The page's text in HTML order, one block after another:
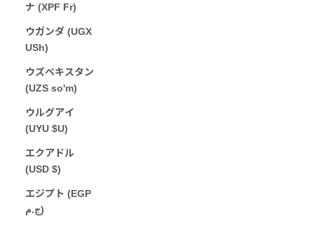
ナ (XPF Fr)
ウガンダ (UGX
USh)
ウズベキスタン
(UZS so'm)
ウルグアイ
(UYU $U)
エクアドル
(USD $)
エジプト (EGP
ج.م)